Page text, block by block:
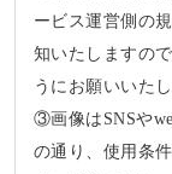
ービス運営側の
知いたしますの
うにお願いいたし
③画像はSNSや
の通り、使用条